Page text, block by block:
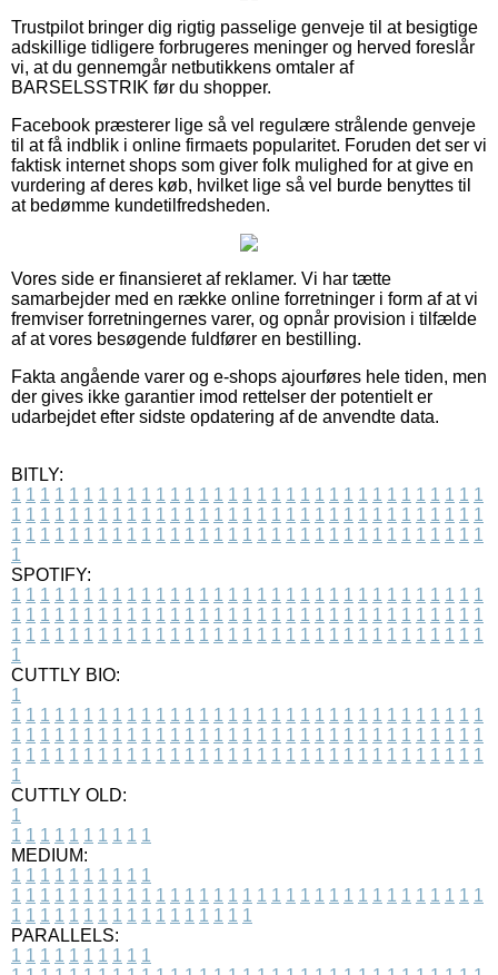
Trustpilot bringer dig rigtig passelige genveje til at besigtige
adskillige tidligere forbrugeres meninger og herved foreslår
vi, at du gennemgår netbutikkens omtaler af
BARSELSSTRIK før du shopper.
Facebook præsterer lige så vel regulære strålende genveje
til at få indblik i online firmaets popularitet. Foruden det ser vi
faktisk internet shops som giver folk mulighed for at give en
vurdering af deres køb, hvilket lige så vel burde benyttes til
at bedømme kundetilfredsheden.
Vores side er finansieret af reklamer. Vi har tætte
samarbejder med en række online forretninger i form af at vi
fremviser forretningernes varer, og opnår provision i tilfælde
af at vores besøgende fuldfører en bestilling.
Fakta angående varer og e-shops ajourføres hele tiden, men
der gives ikke garantier imod rettelser der potentielt er
udarbejdet efter sidste opdatering af de anvendte data.
BITLY:
1 1 1 1 1 1 1 1 1 1 1 1 1 1 1 1 1 1 1 1 1 1 1 1 1 1 1 1 1 1 1 1 1
1 1 1 1 1 1 1 1 1 1 1 1 1 1 1 1 1 1 1 1 1 1 1 1 1 1 1 1 1 1 1 1 1
1 1 1 1 1 1 1 1 1 1 1 1 1 1 1 1 1 1 1 1 1 1 1 1 1 1 1 1 1 1 1 1 1
1
SPOTIFY:
1 1 1 1 1 1 1 1 1 1 1 1 1 1 1 1 1 1 1 1 1 1 1 1 1 1 1 1 1 1 1 1 1
1 1 1 1 1 1 1 1 1 1 1 1 1 1 1 1 1 1 1 1 1 1 1 1 1 1 1 1 1 1 1 1 1
1 1 1 1 1 1 1 1 1 1 1 1 1 1 1 1 1 1 1 1 1 1 1 1 1 1 1 1 1 1 1 1 1
1
CUTTLY BIO:
1
1 1 1 1 1 1 1 1 1 1 1 1 1 1 1 1 1 1 1 1 1 1 1 1 1 1 1 1 1 1 1 1 1
1 1 1 1 1 1 1 1 1 1 1 1 1 1 1 1 1 1 1 1 1 1 1 1 1 1 1 1 1 1 1 1 1
1 1 1 1 1 1 1 1 1 1 1 1 1 1 1 1 1 1 1 1 1 1 1 1 1 1 1 1 1 1 1 1 1
1
CUTTLY OLD:
1
1 1 1 1 1 1 1 1 1 1
MEDIUM:
1 1 1 1 1 1 1 1 1 1
1 1 1 1 1 1 1 1 1 1 1 1 1 1 1 1 1 1 1 1 1 1 1 1 1 1 1 1 1 1 1 1 1
1 1 1 1 1 1 1 1 1 1 1 1 1 1 1 1 1
PARALLELS:
1 1 1 1 1 1 1 1 1 1